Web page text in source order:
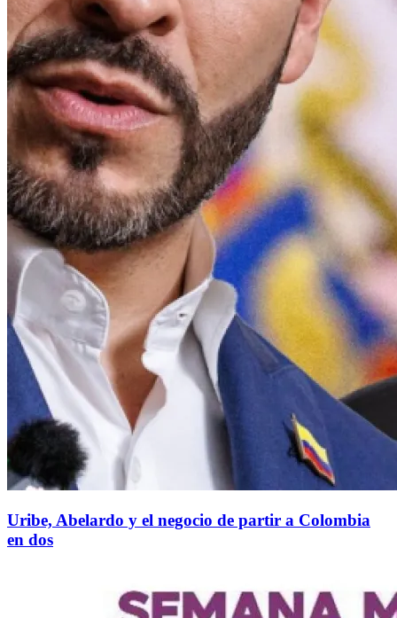
Uribe, Abelardo y el negocio de partir a Colombia
en dos